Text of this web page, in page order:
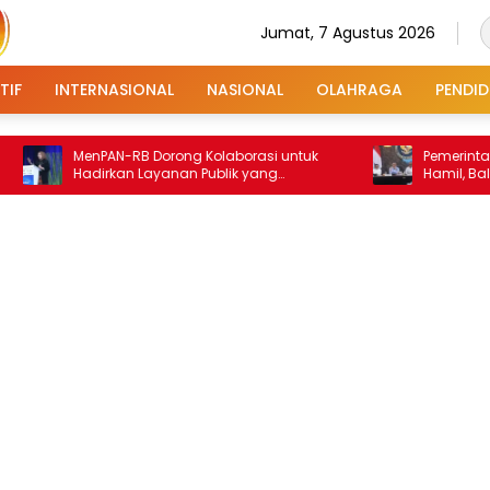
Jumat, 7 Agustus 2026
INTERNASIONAL NASIONAL OLAHRAGA
MenPAN-RB Dorong Kolaborasi untuk
Hadirkan Layanan Publik yang
dan Inklusif
Pemerintah
Hamil, Balita, dan